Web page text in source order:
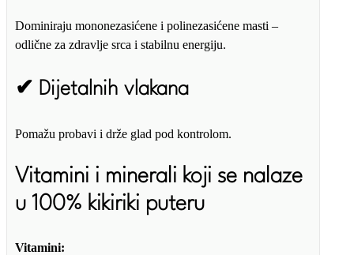
Dominiraju mononezasićene i polinezasićene masti –
odlične za zdravlje srca i stabilnu energiju.
✔ Dijetalnih vlakana
Pomažu probavi i drže glad pod kontrolom.
Vitamini i minerali koji se nalaze
u 100% kikiriki puteru
Vitamini: